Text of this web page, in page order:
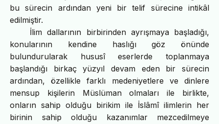
bu sürecin ardından yeni bir telif sürecine intikâl
edilmiştir.
İlim dallarının birbirinden ayrışmaya başladığı,
konularının kendine haslığı göz önünde
bulundurularak hususî eserlerde toplanmaya
başlandığı birkaç yüzyıl devam eden bir sürecin
ardından, özellikle farklı medeniyetlere ve dinlere
mensup kişilerin Müslüman olmaları ile birlikte,
onların sahip olduğu birikim ile İslâmî ilimlerin her
birinin sahip olduğu kazanımlar mezcedilmeye